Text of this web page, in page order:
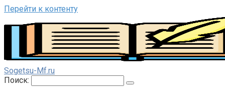
Перейти к контенту
Sogetsu-Mf.ru
Поиск: